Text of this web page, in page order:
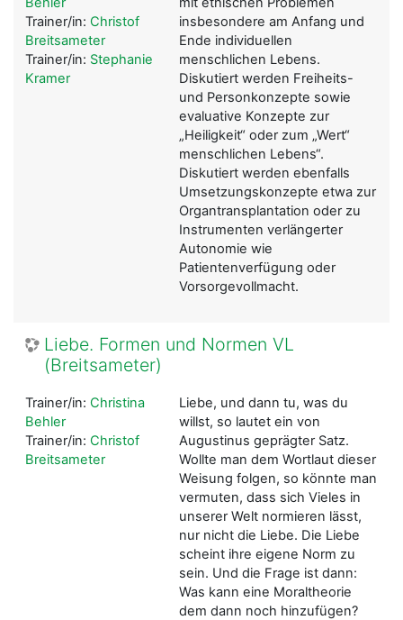
insbesondere am Anfang und
Ende individuellen
menschlichen Lebens.
Diskutiert werden Freiheits-
und Personkonzepte sowie
evaluative Konzepte zur
„Heiligkeit“ oder zum „Wert“
menschlichen Lebens“.
Diskutiert werden ebenfalls
Umsetzungskonzepte etwa zur
Organtransplantation oder zu
Instrumenten verlängerter
Autonomie wie
Patientenverfügung oder
Vorsorgevollmacht.
Trainer/in: Christof
Breitsameter
Trainer/in: Stephanie
Kramer
Liebe. Formen und Normen VL
(Breitsameter)
Liebe, und dann tu, was du
willst, so lautet ein von
Augustinus geprägter Satz.
Wollte man dem Wortlaut dieser
Weisung folgen, so könnte man
vermuten, dass sich Vieles in
unserer Welt normieren lässt,
nur nicht die Liebe. Die Liebe
scheint ihre eigene Norm zu
sein. Und die Frage ist dann:
Was kann eine Moraltheorie
dem dann noch hinzufügen?
Trainer/in: Christina
Behler
Trainer/in: Christof
Breitsameter